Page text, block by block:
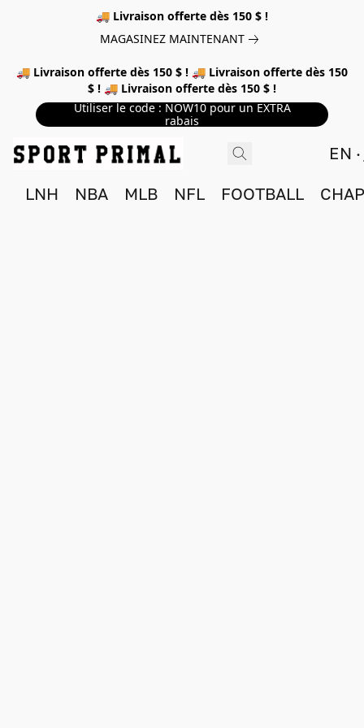
🚚 Livraison offerte dès 150 $ !
MAGASINEZ MAINTENANT
🚚 Livraison offerte dès 150 $ ! 🚚 Livraison offerte dès 150
$ ! 🚚 Livraison offerte dès 150 $ !
Utiliser le code : NOW10 pour un EXTRA
rabais
EN
LNH NBA MLB NFL FOOTBALL